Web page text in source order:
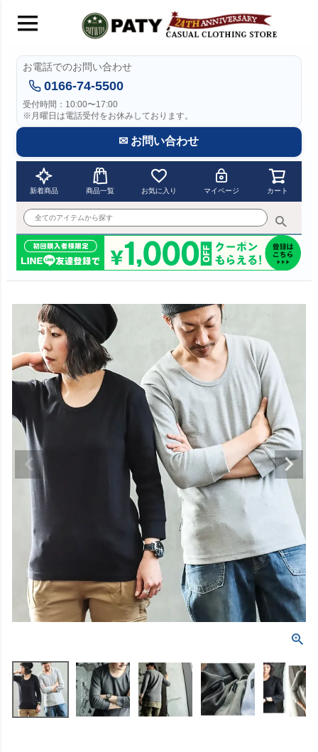
お電話でのお問い合わせ
0166-74-5500
受付時間：10:00〜17:00
※月曜日は電話受付をお休みしております。
✉ お問い合わせ
新着商品 商品一覧 お気に入り マイページ カート